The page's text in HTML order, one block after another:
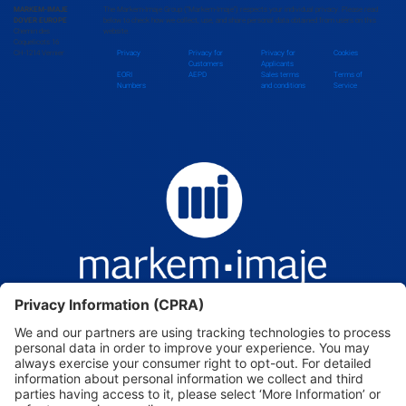
Bolivia
Brunei Darussalam
Bulgaria
Burkina Faso
MARKEM-IMAJE
DOVER EUROPE
Chemin des
Coquelicots 16
CH-1214 Vernier
The Markem-Imaje Group (“Markem-Imaje”) respects your individual privacy. Please read
below to check how we collect, use, and share personal data obtained from users on this
website.
Privacy
Privacy for
Customers
Privacy for
Applicants
Cookies
EORI
Numbers
AEPD
Sales terms
and conditions
Terms of
Service